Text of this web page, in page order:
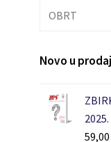
OBRT
Novo u
2025.
59,00